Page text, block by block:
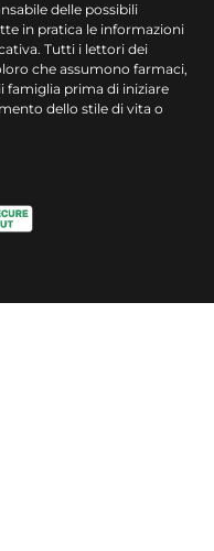
delle possibili
in pratica le informazioni
Tutti i lettori dei
che assumono farmaci,
prima di iniziare
dello stile di vita o